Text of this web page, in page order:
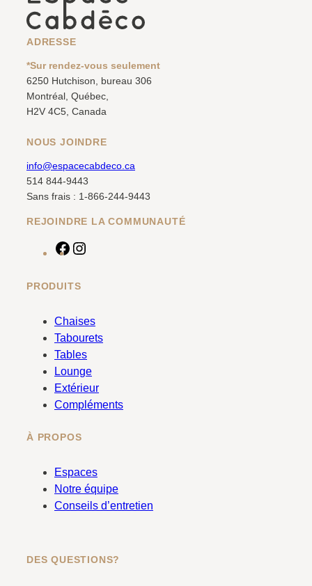
ADRESSE
*Sur rendez-vous seulement
6250 Hutchison, bureau 306
Montréal, Québec,
H2V 4C5, Canada
NOUS JOINDRE
info@espacecabdeco.ca
514 844-9443
Sans frais : 1-866-244-9443
REJOINDRE LA COMMUNAUTÉ
F
c
b
o
PRODUITS
Chaises
Tabourets
Tables
Lounge
Extérieur
Compléments
À PROPOS
Espaces
Notre équipe
Conseils d’entretien
DES QUESTIONS?